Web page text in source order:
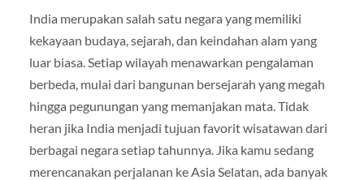
India merupakan salah satu negara yang memiliki
kekayaan budaya, sejarah, dan keindahan alam yang
luar biasa. Setiap wilayah menawarkan pengalaman
berbeda, mulai dari bangunan bersejarah yang megah
hingga pegunungan yang memanjakan mata. Tidak
heran jika India menjadi tujuan favorit wisatawan dari
berbagai negara setiap tahunnya. Jika kamu sedang
merencanakan perjalanan ke Asia Selatan, ada banyak